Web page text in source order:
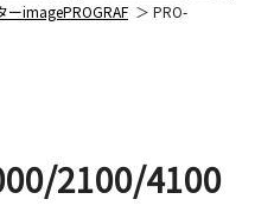
ーimagePROGRAF
PRO-
2100/4100